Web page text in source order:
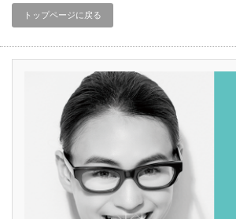
トップページに戻る